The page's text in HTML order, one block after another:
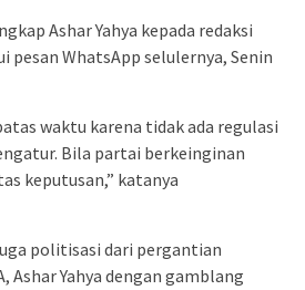
Ashar Yahya kepada redaksi
pesan WhatsApp selulernya, Senin
waktu karena tidak ada regulasi
Bila partai berkeinginan
keputusan,” katanya
politisasi dari pergantian
Ashar Yahya dengan gamblang